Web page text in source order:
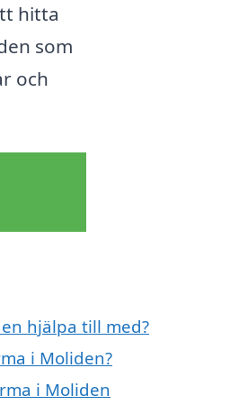
hitta
som
och
hjälpa till med?
i Moliden?
i Moliden